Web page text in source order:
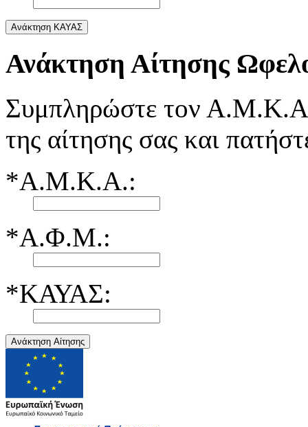
Ανάκτηση ΚΑΥΑΣ
Ανάκτηση Αίτησης
Συμπληρώστε τον
της αίτησης σας και
*Α.Μ.Κ.Α.:
*Α.Φ.Μ.:
*ΚΑΥΑΣ:
Ανάκτηση Αίτησης